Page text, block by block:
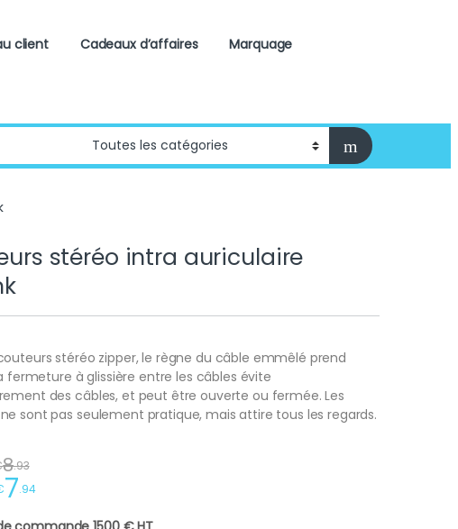
client Cadeaux d’affaires Marquage
stéréo intra auriculaire
stéréo zipper, le règne du câble emmêlé prend
fermeture à glissière entre les câbles évite
des câbles, et peut être ouverte ou fermée. Les
sont pas seulement pratique, mais attire tous les regards.
8.93
7.94